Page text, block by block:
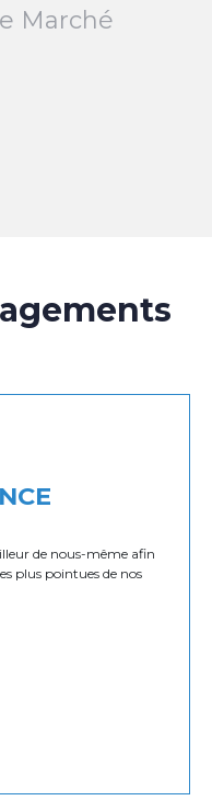
Marché
de nous-même afin
plus pointues de nos